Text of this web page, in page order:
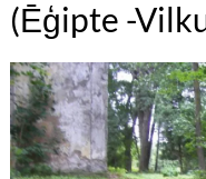
(Ēģipte -